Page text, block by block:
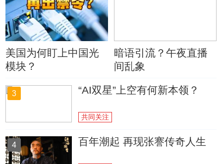
美国为何盯上中国光
模块？
暗语引流？午夜直播
间乱象
3 “AI双星”上空有何新本领？
共同关注
4 百年潮起 再现张謇传奇人生